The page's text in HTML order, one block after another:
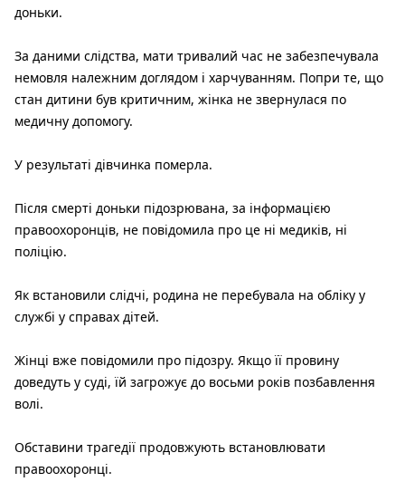
доньки.
За даними слідства, мати тривалий час не забезпечувала
немовля належним доглядом і харчуванням. Попри те, що
стан дитини був критичним, жінка не звернулася по
медичну допомогу.
У результаті дівчинка померла.
Після смерті доньки підозрювана, за інформацією
правоохоронців, не повідомила про це ні медиків, ні
поліцію.
Як встановили слідчі, родина не перебувала на обліку у
службі у справах дітей.
Жінці вже повідомили про підозру. Якщо її провину
доведуть у суді, їй загрожує до восьми років позбавлення
волі.
Обставини трагедії продовжують встановлювати
правоохоронці.